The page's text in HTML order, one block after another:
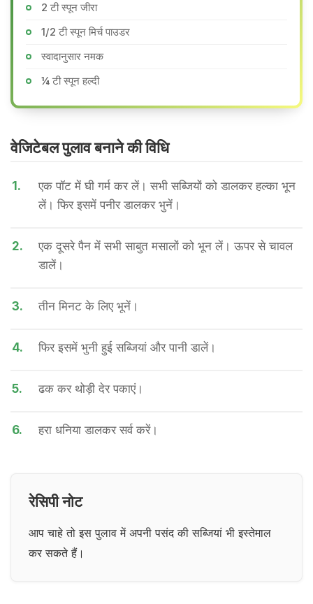
2 टी स्पून जीरा
1/2 टी स्पून मिर्च पाउडर
स्वादानुसार नमक
¼ टी स्पून हल्दी
वेजिटेबल पुलाव बनाने की वि​धि
1.
एक पॉट में घी गर्म कर लें। सभी सब्जियों को डालकर हल्का भून
लें। फिर इसमें पनीर डालकर भुनें।
2.
एक दूसरे पैन में सभी साबुत मसालों को भून लें। ऊपर से चावल
डालें।
3. तीन मिनट के लिए भूनें।
4. फिर इसमें भुनी हुई सब्जियां और पानी डालें।
5. ढक कर थोड़ी देर पकाएं।
6. हरा धनिया डालकर सर्व करें।
रेसिपी नोट
आप चाहे तो इस पुलाव में अपनी पसंद की सब्जियां भी इस्तेमाल
कर सकते हैं।